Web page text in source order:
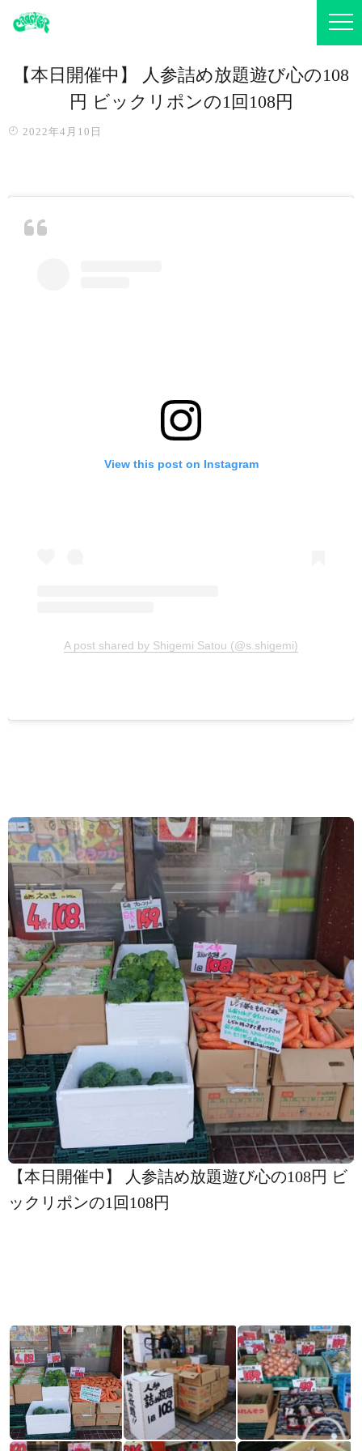
【️本日開催中】 人参詰め放題遊び心の108
円 ビックリポンの1回108円
2022年4月10日
View this post on Instagram
A post shared by Shigemi Satou (@s.shigemi)
【️本日開催中】 人参詰め放題遊び心の108円 ビ
ックリポンの1回108円